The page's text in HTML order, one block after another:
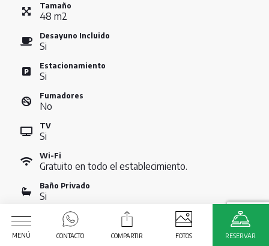
Tamaño
48 m2
Desayuno Incluido
Si
Estacionamiento
Si
Fumadores
No
TV
Si
Wi-Fi
Gratuito en todo el establecimiento.
Baño Privado
Si
MENÚ CONTACTO COMPARTIR FOTOS RESERVAR